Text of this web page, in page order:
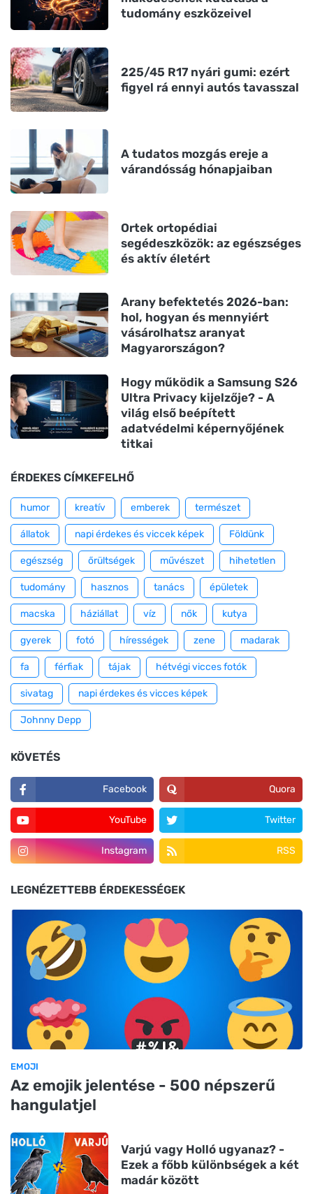
tudomány eszközeivel
225/45 R17 nyári gumi: ezért
figyel rá ennyi autós tavasszal
A tudatos mozgás ereje a
várandósság hónapjaiban
Ortek ortopédiai
segédeszközök: az egészséges
és aktív életért
Arany befektetés 2026-ban:
hol, hogyan és mennyiért
vásárolhatsz aranyat
Magyarországon?
Hogy működik a Samsung S26
Ultra Privacy kijelzője? - A
világ első beépített
adatvédelmi képernyőjének
titkai
ÉRDEKES CÍMKEFELHŐ
humor kreatív emberek természet
állatok napi érdekes és viccek képek Földünk
egészség őrültségek művészet hihetetlen
tudomány hasznos tanács épületek
macska háziállat víz nők kutya
gyerek fotó hírességek zene madarak
fa férfiak tájak hétvégi vicces fotók
sivatag napi érdekes és vicces képek
Johnny Depp
KÖVETÉS
Facebook Quora
YouTube Twitter
Instagram RSS
LEGNÉZETTEBB ÉRDEKESSÉGEK
EMOJI
Az emojik jelentése - 500 népszerű
hangulatjel
Varjú vagy Holló ugyanaz? -
Ezek a főbb különbségek a két
madár között